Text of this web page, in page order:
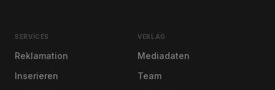
SERVICES
Reklamation
Inserieren
VERLAG
Mediadaten
Team